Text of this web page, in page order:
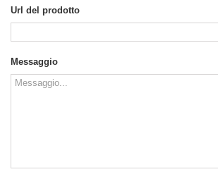
Url del prodotto
Messaggio